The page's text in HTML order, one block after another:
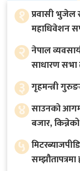
१ प्रवासी
महाधिवेशन
२ नेपाल
साधारण सभा
३ गृहमन्त्री
४ साउनको
बजार,
५
सम्झौतापत्रमा